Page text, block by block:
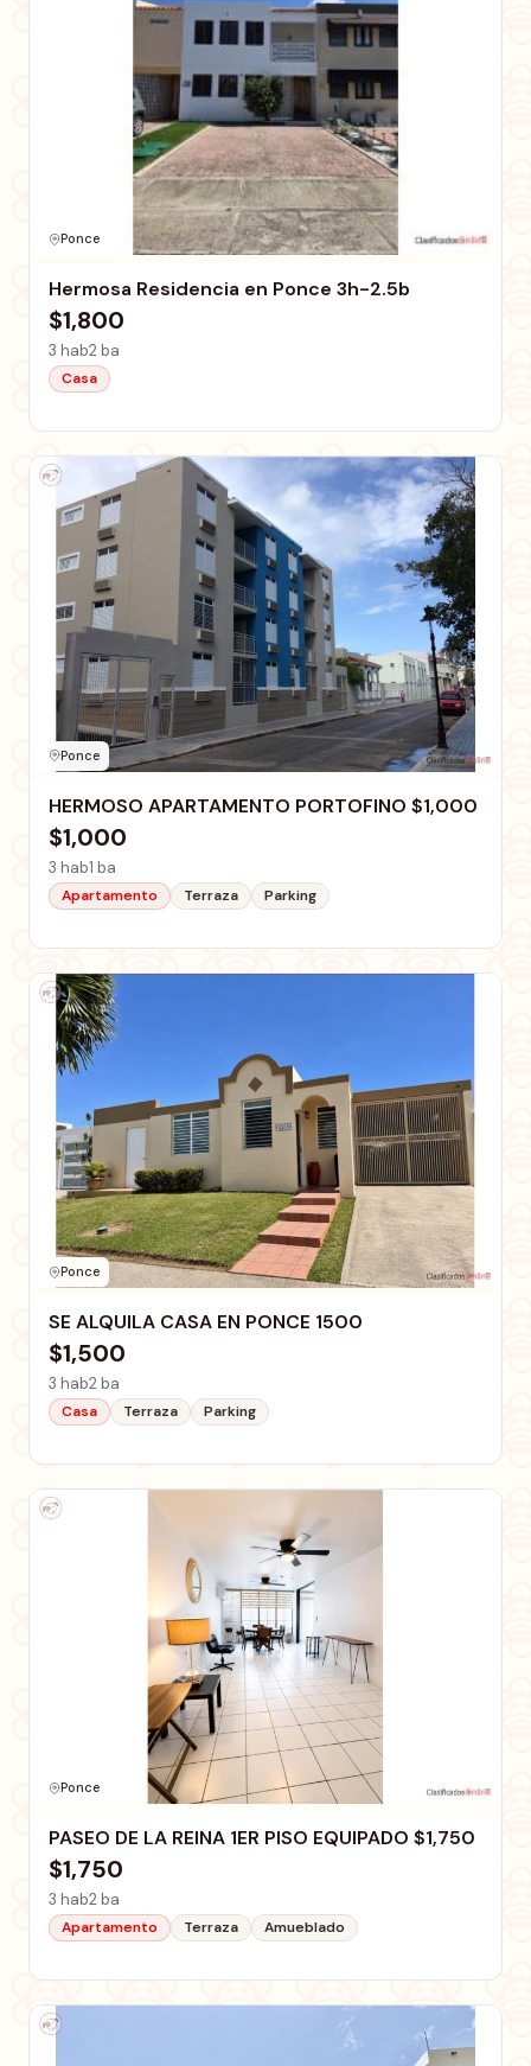
Ponce
Hermosa Residencia en Ponce 3h-2.5b
$1,800
3 hab2 ba
Casa
Ponce
HERMOSO APARTAMENTO PORTOFINO $1,000
$1,000
3 hab1 ba
Apartamento Terraza Parking
Ponce
SE ALQUILA CASA EN PONCE 1500
$1,500
3 hab2 ba
Casa Terraza Parking
Ponce
PASEO DE LA REINA 1ER PISO EQUIPADO $1,750
$1,750
3 hab2 ba
Apartamento Terraza Amueblado